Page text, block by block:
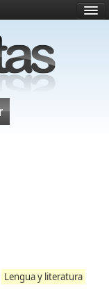
Lengua y literatura